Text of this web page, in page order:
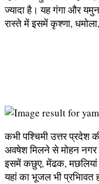
ज्यादा है। यह गंगा और
रास्ते में इसमें कृश्णा,
कभी पश्चिमी उत्तर प्रदेश
अवषेश मिलने से मोहन नगर
इसमें कछुए, मेंढक, मछलियां
यहां का भूजल भी प्रभािवत